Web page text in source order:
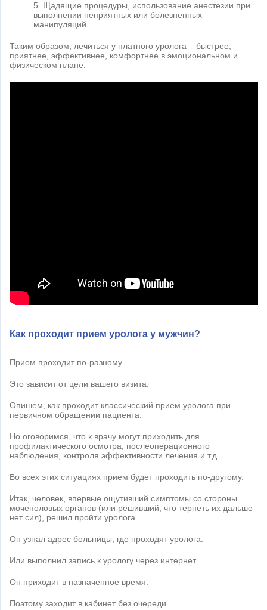
5. Щадящие процедуры, использование анестезии при
выполнении неприятных или болезненных
манипуляций.
Таким образом, лечиться у платного уролога – быстрее,
приятнее, эффективнее, комфортнее в эмоциональном и
физическом плане.
Как проходит прием уролога у мужчин?
Прием проходит по-разному.
Это зависит от цели вашего визита.
Опишем, как проходит классический прием уролога при
первичном обращении пациента.
Но оговоримся, что к врачу могут приходить для
профилактического осмотра, послеоперационного
наблюдения, контроля эффективности лечения и т.д.
Во всех этих ситуациях прием будет проходить по-другому.
Итак, человек, впервые ощутивший симптомы со стороны
мочеполовых органов (или решивший, что терпеть их дальше
нет сил), решил пройти уролога.
Он узнал адрес больницы, где проходят уролога.
Или выполнил запись к урологу через интернет.
Он приходит в назначенное время.
Поэтому заходит в кабинет без очереди.